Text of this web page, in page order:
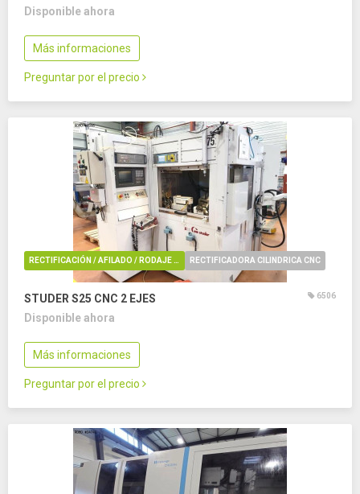
Disponible ahora
Más informaciones
Preguntar por el precio
RECTIFICACIÓN / AFILADO / RODAJE / REBARBADO / PULIDO RECTIFICADORA CILINDRICA CNC
STUDER S25 CNC 2 EJES 6506
Disponible ahora
Más informaciones
Preguntar por el precio